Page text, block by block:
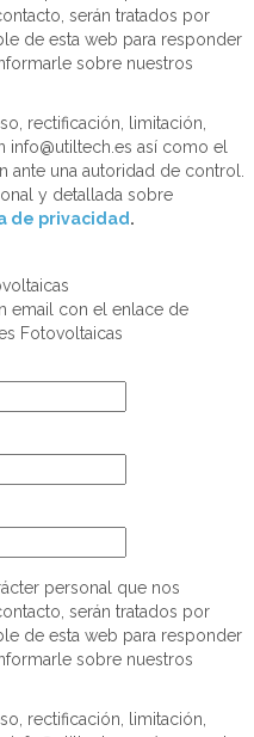
serán tratados por
de esta web para responder
sobre nuestros
rectificación, limitación,
así como el
una autoridad de control.
y detallada sobre
de privacidad .
email con el enlace de
Fotovoltaicas
personal que nos
serán tratados por
de esta web para responder
sobre nuestros
rectificación, limitación,